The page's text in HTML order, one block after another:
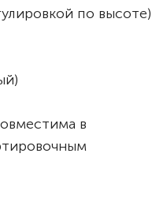
по высоте)
в